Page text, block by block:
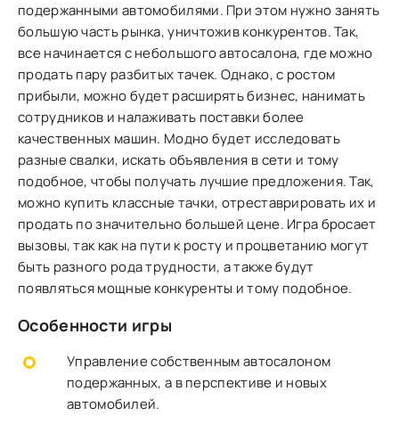
подержанными автомобилями. При этом нужно занять
большую часть рынка, уничтожив конкурентов. Так,
все начинается с небольшого автосалона, где можно
продать пару разбитых тачек. Однако, с ростом
прибыли, можно будет расширять бизнес, нанимать
сотрудников и налаживать поставки более
качественных машин. Модно будет исследовать
разные свалки, искать объявления в сети и тому
подобное, чтобы получать лучшие предложения. Так,
можно купить классные тачки, отреставрировать их и
продать по значительно большей цене. Игра бросает
вызовы, так как на пути к росту и процветанию могут
быть разного рода трудности, а также будут
появляться мощные конкуренты и тому подобное.
Особенности игры
Управление собственным автосалоном
подержанных, а в перспективе и новых
автомобилей.